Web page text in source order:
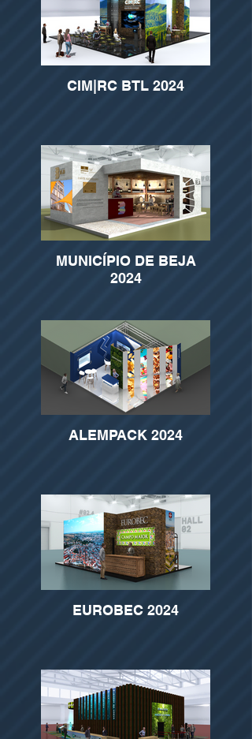
CIM|RC BTL 2024
MUNICÍPIO DE BEJA
2024
ALEMPACK 2024
EUROBEC 2024